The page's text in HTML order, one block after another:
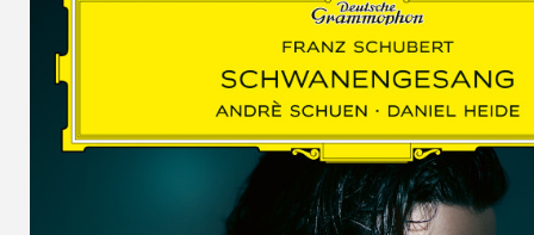
WOLF
MARTIN
SCHUMANN,